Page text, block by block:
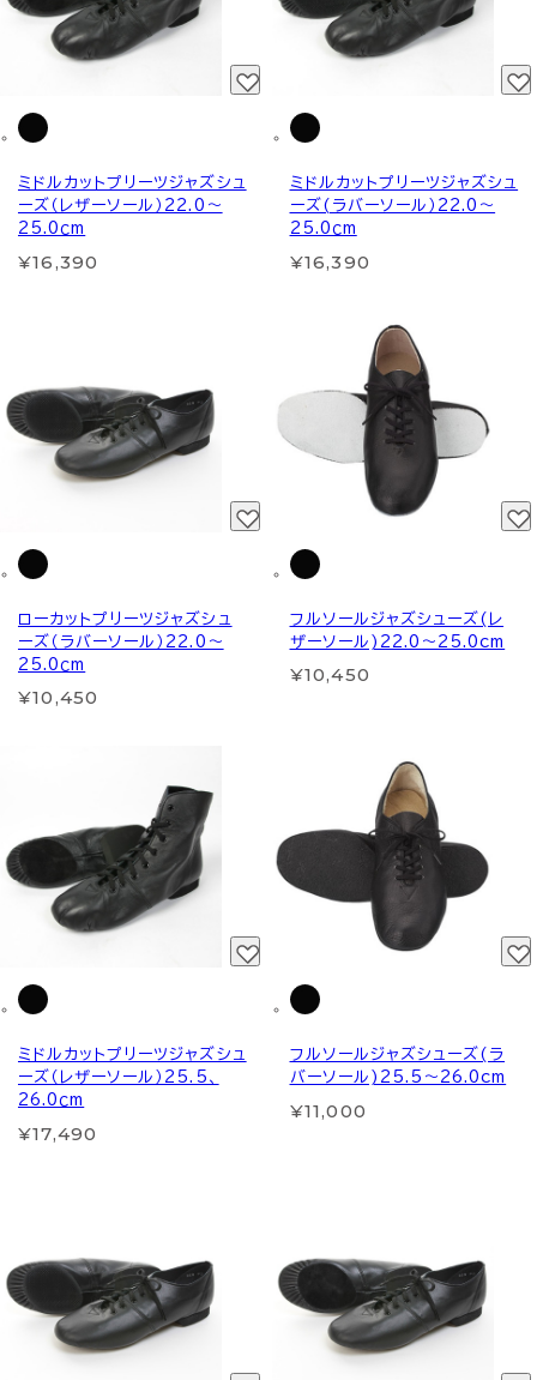
ミドルカットプリーツジャズシュ
ーズ（レザーソール）22.0～
25.0ｃm
¥16,390
ミドルカットプリーツジャズシュ
ーズ(ラバーソール）22.0～
25.0ｃm
¥16,390
ローカットプリーツジャズシュ
ーズ（ラバーソール）22.0～
25.0ｃm
¥10,450
フルソールジャズシューズ(レ
ザーソール)22.0～25.0cm
¥10,450
ミドルカットプリーツジャズシュ
ーズ（レザーソール）25.5、
26.0ｃm
¥17,490
フルソールジャズシューズ(ラ
バーソール)25.5～26.0cm
¥11,000